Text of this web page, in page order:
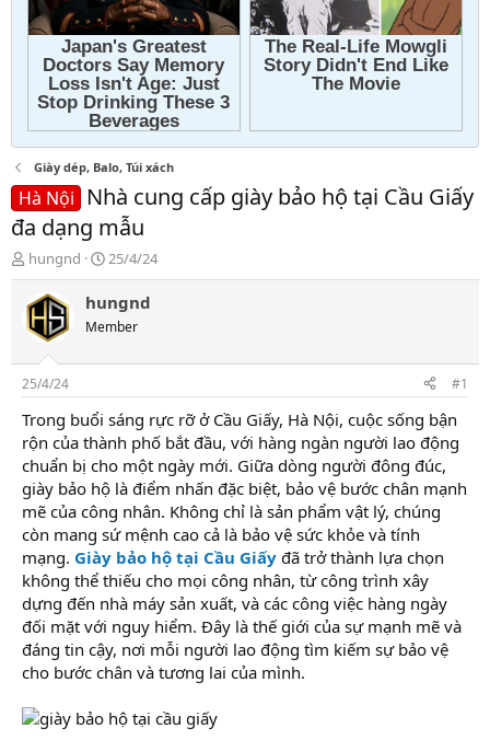
Giày dép, Balo, Túi xách
Hà Nội
Nhà cung cấp giày bảo hộ tại Cầu Giấy
đa dạng mẫu
T
h
e
a
s
t
a
r
t
e
r
hungnd
N
g
à
g
25/4/24
hungnd
Member
25/4/24 #1
Trong buổi sáng rực rỡ ở Cầu Giấy, Hà Nội, cuộc sống bận
rộn của thành phố bắt đầu, với hàng ngàn người lao động
chuẩn bị cho một ngày mới. Giữa dòng người đông đúc,
giày bảo hộ là điểm nhấn đặc biệt, bảo vệ bước chân mạnh
mẽ của công nhân. Không chỉ là sản phẩm vật lý, chúng
còn mang sứ mệnh cao cả là bảo vệ sức khỏe và tính
mạng. Giày bảo hộ tại Cầu Giấy đã trở thành lựa chọn
không thể thiếu cho mọi công nhân, từ công trình xây
dựng đến nhà máy sản xuất, và các công việc hàng ngày
đối mặt với nguy hiểm. Đây là thế giới của sự mạnh mẽ và
đáng tin cậy, nơi mỗi người lao động tìm kiếm sự bảo vệ
cho bước chân và tương lai của mình.